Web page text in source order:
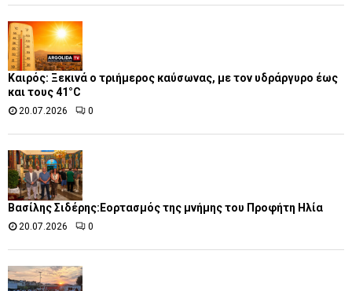
Καιρός: Ξεκινά ο τριήμερος καύσωνας, με τον υδράργυρο έως
και τους 41°C
20.07.2026 0
Βασίλης Σιδέρης:Εορτασμός της μνήμης του Προφήτη Ηλία
20.07.2026 0